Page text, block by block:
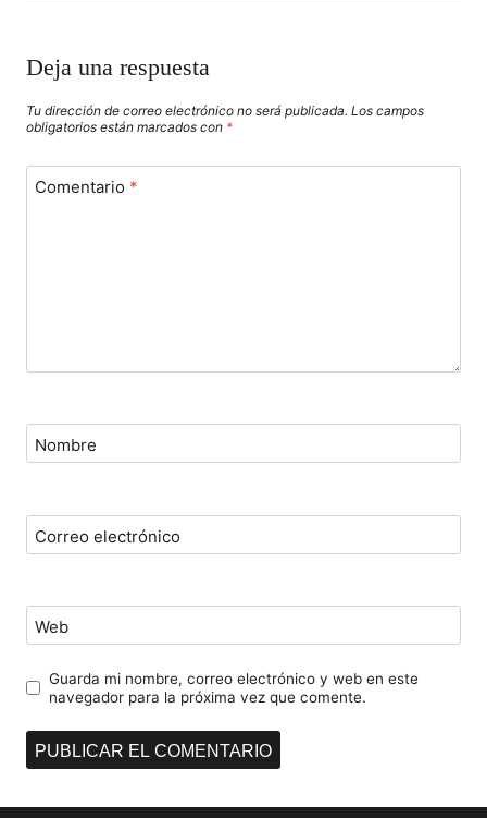
Deja una respuesta
Tu dirección de correo electrónico no será publicada. Los campos
obligatorios están marcados con *
Comentario *
Nombre
Correo electrónico
Web
Guarda mi nombre, correo electrónico y web en este
navegador para la próxima vez que comente.